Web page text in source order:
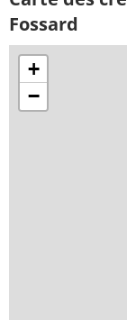
Fossard
+
−